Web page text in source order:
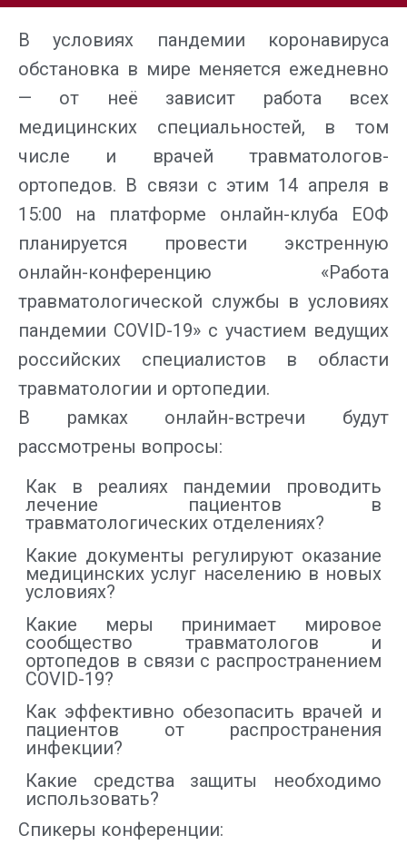
В условиях пандемии коронавируса
обстановка в мире меняется ежедневно
— от неё зависит работа всех
медицинских специальностей, в том
числе и врачей травматологов-
ортопедов. В связи с этим 14 апреля в
15:00 на платформе онлайн-клуба ЕОФ
планируется провести экстренную
онлайн-конференцию «Работа
травматологической службы в условиях
пандемии COVID-19» с участием ведущих
российских специалистов в области
травматологии и ортопедии.
В рамках онлайн-встречи будут
рассмотрены вопросы:
Как в реалиях пандемии проводить
лечение пациентов в
травматологических отделениях?
Какие документы регулируют оказание
медицинских услуг населению в новых
условиях?
Какие меры принимает мировое
сообщество травматологов и
ортопедов в связи с распространением
COVID-19?
Как эффективно обезопасить врачей и
пациентов от распространения
инфекции?
Какие средства защиты необходимо
использовать?
Спикеры конференции: